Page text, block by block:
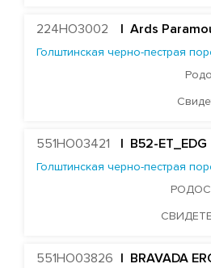
224HO3002 Ards
Голштинская черно-пестрая
551HO03421 | B52-ET_EDG
Голштинская черно-пестрая
551HO03826 | BRAVADA